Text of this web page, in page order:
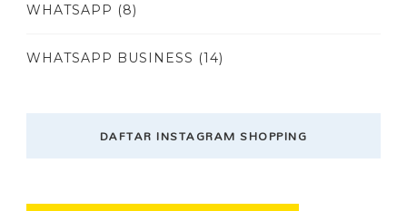
WHATSAPP (8)
WHATSAPP BUSINESS (14)
DAFTAR INSTAGRAM SHOPPING